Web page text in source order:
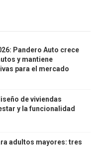
Pandero Auto crece
y mantiene
para el mercado
de viviendas
y la funcionalidad
adultos mayores: tres